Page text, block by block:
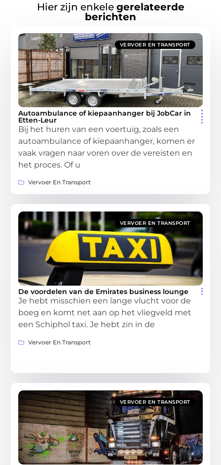
Hier zijn enkele gerelateerde
berichten
VERVOER EN TRANSPORT
Autoambulance of kiepaanhanger bij JobCar in
Etten-Leur
Bij het huren van een voertuig, zoals een
autoambulance of kiepaanhanger, komen er
vaak vragen naar voren over de vereisten en
het proces. Of u
Vervoer En Transport
VERVOER EN TRANSPORT
De voordelen van de Emirates business lounge
Je hebt misschien een lange vlucht voor de
boeg en komt net aan op het vliegveld met
een Schiphol taxi. Je hebt zin in de
Vervoer En Transport
VERVOER EN TRANSPORT